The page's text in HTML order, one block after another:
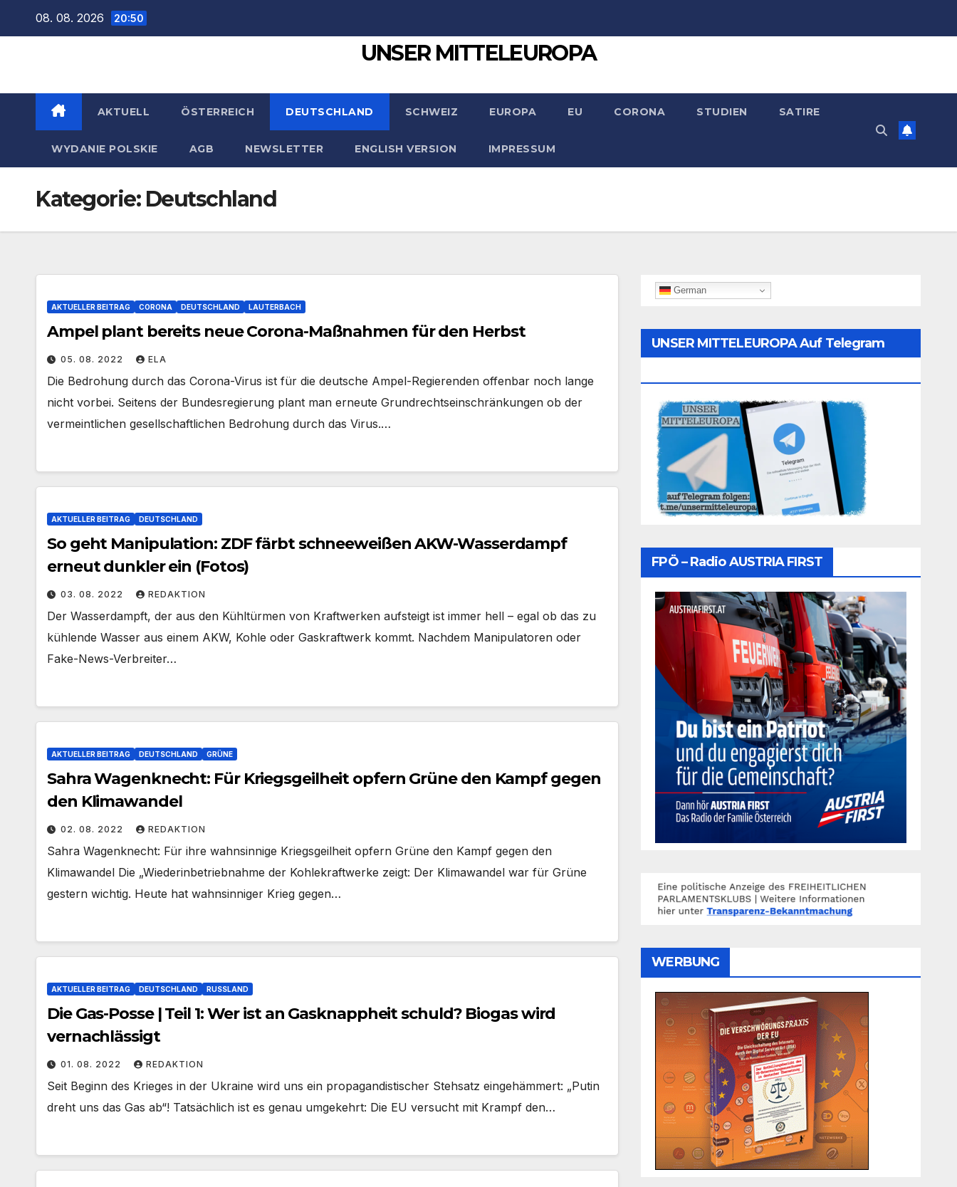
08. 08. 2026 20:50
UNSER MITTELEUROPA
AKTUELL ÖSTERREICH DEUTSCHLAND SCHWEIZ EUROPA EU CORONA STUDIEN SATIRE
WYDANIE POLSKIE AGB NEWSLETTER ENGLISH VERSION IMPRESSUM
Kategorie: Deutschland
AKTUELLER BEITRAG CORONA DEUTSCHLAND LAUTERBACH
Ampel plant bereits neue Corona-Maßnahmen für den Herbst
05. 08. 2022 ELA
Die Bedrohung durch das Corona-Virus ist für die deutsche Ampel-Regierenden offenbar noch lange
nicht vorbei. Seitens der Bundesregierung plant man erneute Grundrechtseinschränkungen ob der
vermeintlichen gesellschaftlichen Bedrohung durch das Virus.…
AKTUELLER BEITRAG DEUTSCHLAND
So geht Manipulation: ZDF färbt schneeweißen AKW-Wasserdampf
erneut dunkler ein (Fotos)
03. 08. 2022 REDAKTION
Der Wasserdampft, der aus den Kühltürmen von Kraftwerken aufsteigt ist immer hell – egal ob das zu
kühlende Wasser aus einem AKW, Kohle oder Gaskraftwerk kommt. Nachdem Manipulatoren oder
Fake-News-Verbreiter…
AKTUELLER BEITRAG DEUTSCHLAND GRÜNE
Sahra Wagenknecht: Für Kriegsgeilheit opfern Grüne den Kampf gegen
den Klimawandel
02. 08. 2022 REDAKTION
Sahra Wagenknecht: Für ihre wahnsinnige Kriegsgeilheit opfern Grüne den Kampf gegen den
Klimawandel Die „Wiederinbetriebnahme der Kohlekraftwerke zeigt: Der Klimawandel war für Grüne
gestern wichtig. Heute hat wahnsinniger Krieg gegen…
AKTUELLER BEITRAG DEUTSCHLAND RUSSLAND
Die Gas-Posse | Teil 1: Wer ist an Gasknappheit schuld? Biogas wird
vernachlässigt
01. 08. 2022 REDAKTION
Seit Beginn des Krieges in der Ukraine wird uns ein propagandistischer Stehsatz eingehämmert: „Putin
dreht uns das Gas ab“! Tatsächlich ist es genau umgekehrt: Die EU versucht mit Krampf den…
German
UNSER MITTELEUROPA Auf Telegram
FPÖ – Radio AUSTRIA FIRST
WERBUNG